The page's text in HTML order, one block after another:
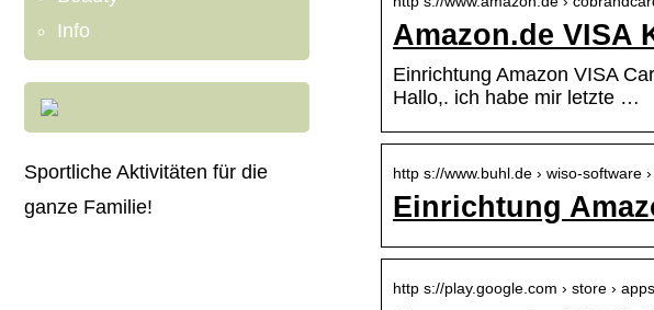
Amazon.de VISA
Einrichtung Amazon VISA
Hallo,. ich habe mir letzte …
http s://www.buhl.de › wiso-software
Einrichtung
http s://play.google.com › store ›
Info
Sportliche Aktivitäten für die
ganze Familie!